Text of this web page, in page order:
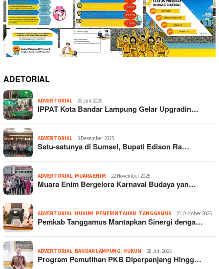
ADETORIAL
ADVERTORIAL 26 Juli 2026
IPPAT Kota Bandar Lampung Gelar Upgradin…
ADVERTORIAL 3 Desember 2025
Satu-satunya di Sumsel, Bupati Edison Ra…
ADVERTORIAL MUARA ENIM 22 November 2025
Muara Enim Bergelora Karnaval Budaya yan…
ADVERTORIAL HUKUM PEMERINTAHAN TANGGAMUS 21 Oktober 2025
Pemkab Tanggamus Mantapkan Sinergi denga…
ADVERTORIAL BANDAR LAMPUNG HUKUM 28 Juli 2025
Program Pemutihan PKB Diperpanjang Hingg…